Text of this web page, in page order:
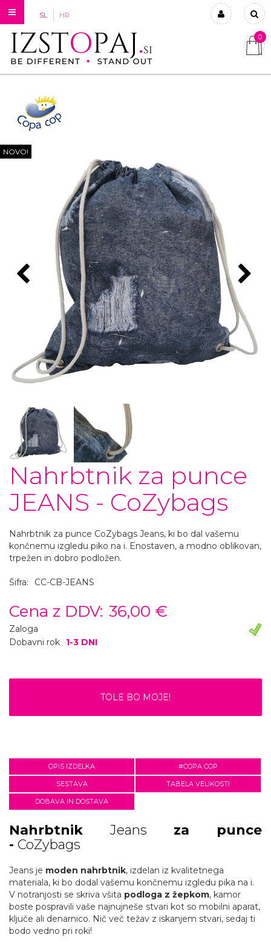
SL HR
Prijavi se
0
NOVO!
Nahrbtnik za punce
JEANS - CoZybags
Nahrbtnik za punce CoZybags Jeans, ki bo dal vašemu
končnemu izgledu piko na i. Enostaven, a modno oblikovan,
trpežen in dobro podložen.
Šifra: CC-CB-JEANS
Cena z DDV: 36,00 €
Zaloga
Dobavni rok
1-3 DNI
TOLE BO MOJE!
OPIS IZDELKA #COPA COP
SESTAVA TABELA VELIKOSTI
DOBAVA IN DOSTAVA
Nahrbtnik Jeans za punce
- CoZybags
Jeans je moden nahrbtnik, izdelan iz kvalitetnega
materiala, ki bo dodal vašemu končnemu izgledu pika na i.
V notranjosti se skriva všita podloga z žepkom, kamor
boste pospravili vaše najnujneše stvari kot so mobilni aparat,
ključe ali denarnico. Nič več težav z iskanjem stvari, sedaj ti
bodo vedno pri roki!